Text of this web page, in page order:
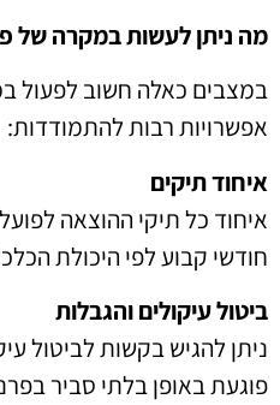
מה ניתן לעשות במקרה של
במצבים כאלה חשוב לפעול
אפשרויות רבות להתמודדות:
איחוד תיקים
איחוד כל תיקי ההוצאה
חודשי קבוע לפי היכולת
ביטול עיקולים והגבלות
ניתן להגיש בקשות לביטול
פוגעת באופן בלתי סביר